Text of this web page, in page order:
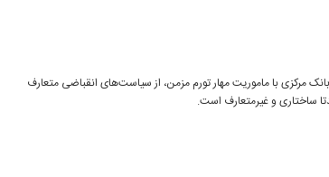
مرکزی با ماموریت مهار تورم مزمن، از سیاست‌های انقباضی متعارف
ساختاری و غیرمتعارف است.